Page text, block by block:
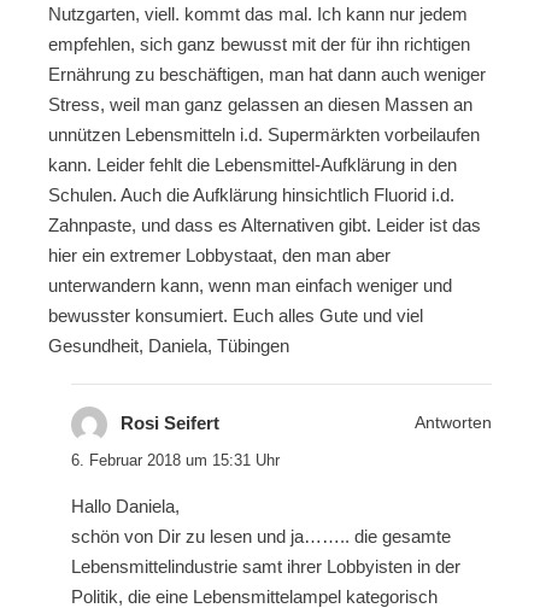
Nutzgarten, viell. kommt das mal. Ich kann nur jedem
empfehlen, sich ganz bewusst mit der für ihn richtigen
Ernährung zu beschäftigen, man hat dann auch weniger
Stress, weil man ganz gelassen an diesen Massen an
unnützen Lebensmitteln i.d. Supermärkten vorbeilaufen
kann. Leider fehlt die Lebensmittel-Aufklärung in den
Schulen. Auch die Aufklärung hinsichtlich Fluorid i.d.
Zahnpaste, und dass es Alternativen gibt. Leider ist das
hier ein extremer Lobbystaat, den man aber
unterwandern kann, wenn man einfach weniger und
bewusster konsumiert. Euch alles Gute und viel
Gesundheit, Daniela, Tübingen
Rosi Seifert
6. Februar 2018 um 15:31 Uhr
Hallo Daniela,
schön von Dir zu lesen und ja…….. die gesamte
Lebensmittelindustrie samt ihrer Lobbyisten in der
Politik, die eine Lebensmittelampel kategorisch
Antworten